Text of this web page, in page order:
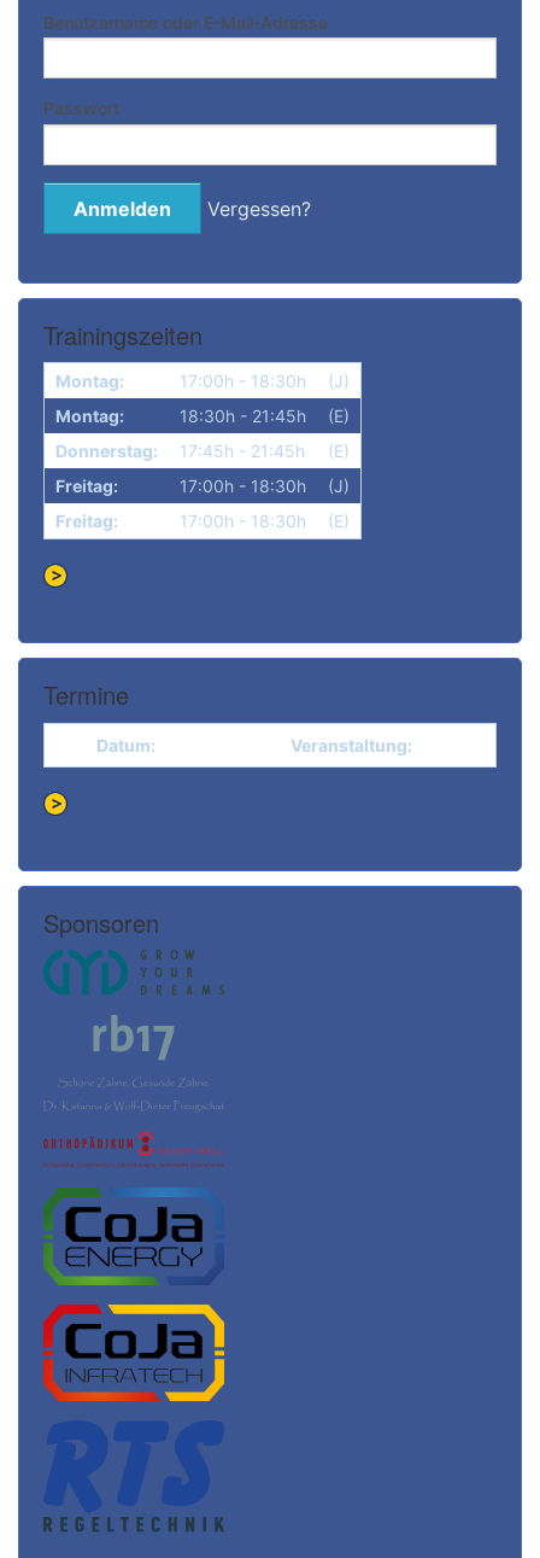
Benutzername oder E-Mail-Adresse
Passwort
Vergessen?
Trainingszeiten
Montag: 17:00h - 18:30h
(J)
Montag:
18:30h - 21:45h
(E)
Donnerstag:
17:45h - 21:45h
(E)
Freitag:
17:00h - 18:30h
(J)
Freitag:
17:00h - 18:30h (E)
Termine
Datum: Veranstaltung:
Sponsoren